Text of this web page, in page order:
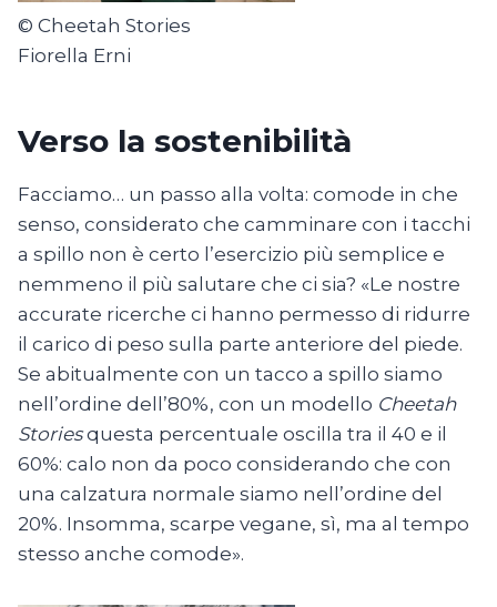
© Cheetah Stories
Fiorella Erni
Verso la sostenibilità
Facciamo… un passo alla volta: comode in che
senso, considerato che camminare con i tacchi
a spillo non è certo l’esercizio più semplice e
nemmeno il più salutare che ci sia? «Le nostre
accurate ricerche ci hanno permesso di ridurre
il carico di peso sulla parte anteriore del piede.
Se abitualmente con un tacco a spillo siamo
nell’ordine dell’80%, con un modello Cheetah
Storiesquesta percentuale oscilla tra il 40 e il
60%: calo non da poco considerando che con
una calzatura normale siamo nell’ordine del
20%. Insomma, scarpe vegane, sì, ma al tempo
stesso anche comode».